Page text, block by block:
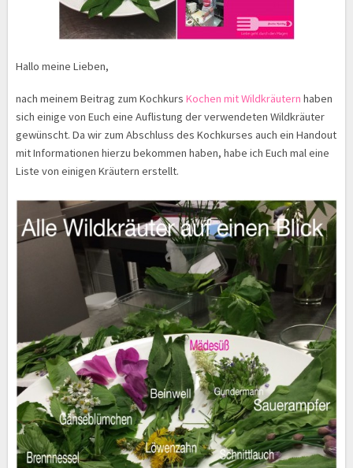
Hallo meine Lieben,
nach meinem Beitrag zum Kochkurs Kochen mit Wildkräutern haben
sich einige von Euch eine Auflistung der verwendeten Wildkräuter
gewünscht. Da wir zum Abschluss des Kochkurses auch ein Handout
mit Informationen hierzu bekommen haben, habe ich Euch mal eine
Liste von einigen Kräutern erstellt.